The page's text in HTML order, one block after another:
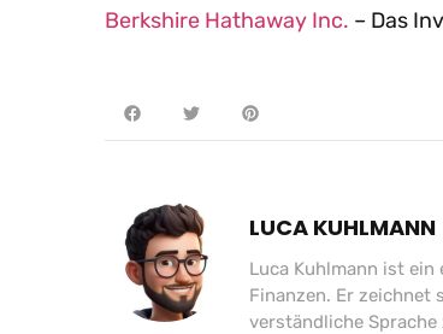
Berkshire Hathaway Inc. – Das
LUCA KUHLMANN
Luca Kuhlmann ist
Finanzen. Er zeichnet
verständliche